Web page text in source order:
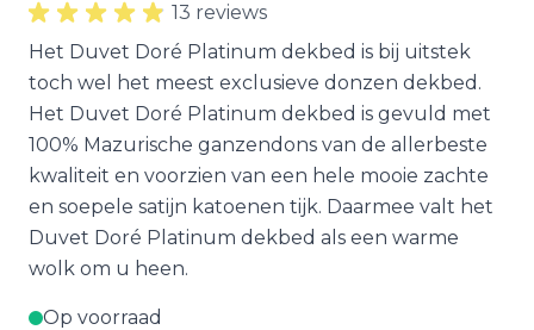
13 reviews
Het Duvet Doré Platinum dekbed is bij uitstek
toch wel het meest exclusieve donzen dekbed.
Het Duvet Doré Platinum dekbed is gevuld met
100% Mazurische ganzendons van de allerbeste
kwaliteit en voorzien van een hele mooie zachte
en soepele satijn katoenen tijk. Daarmee valt het
Duvet Doré Platinum dekbed als een warme
wolk om u heen.
Op voorraad